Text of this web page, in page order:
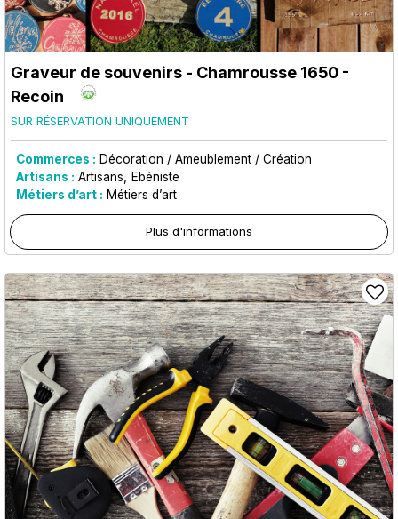
Graveur de souvenirs - Chamrousse 1650 -
Recoin
SUR RÉSERVATION UNIQUEMENT
Commerces : Décoration / Ameublement / Création
Artisans : Artisans
Ebéniste
Métiers d’art : Métiers d’art
Plus d'informations